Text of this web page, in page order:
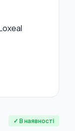
✓ В наявності